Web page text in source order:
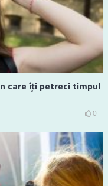
care îți petreci timpul
0